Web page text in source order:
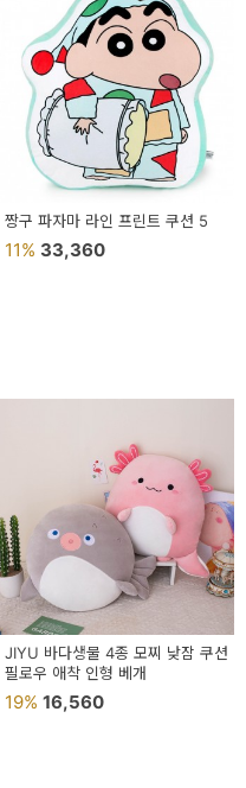
짱구 파자마 라인 프린트 쿠션 5
11% 33,360
JIYU 바다생물 4종 모찌 낮잠 쿠션
필로우 애착 인형 베개
19% 16,560